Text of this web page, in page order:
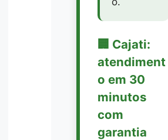
🏢 Cajati:
atendiment
o em 30
minutos
com
garantia